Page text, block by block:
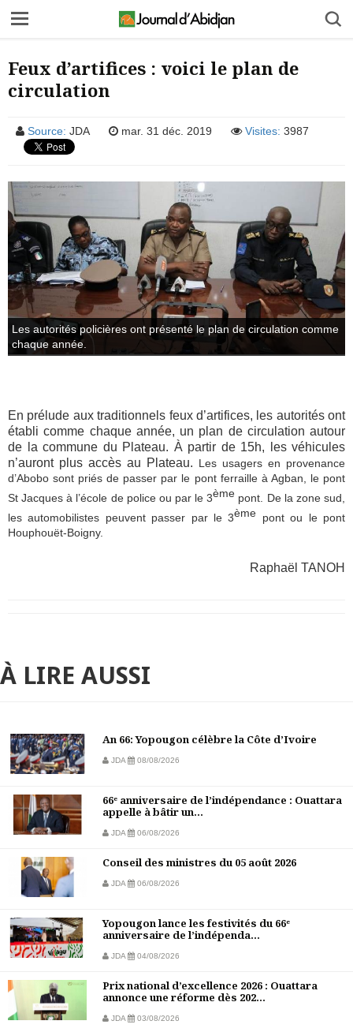
Feux d’artifices : voici le plan de
circulation
Source: JDA mar. 31 déc. 2019 Visites: 3987
Les autorités policières ont présenté le plan de circulation comme
chaque année.
En prélude aux traditionnels feux d’artifices, les autorités ont
établi comme chaque année, un plan de circulation autour
de la commune du Plateau. À partir de 15h, les véhicules
n’auront plus accès au Plateau. Les usagers en provenance
d’Abobo sont priés de passer par le pont ferraille à Agban, le pont
St Jacques à l’école de police ou par le 3ème pont. De la zone sud,
les automobilistes peuvent passer par le 3ème pont ou le pont
Houphouët-Boigny.
Raphaël TANOH
À LIRE AUSSI
An 66: Yopougon célèbre la Côte d’Ivoire
JDA 08/08/2026
66ᵉ anniversaire de l’indépendance : Ouattara
appelle à bâtir un...
JDA 06/08/2026
Conseil des ministres du 05 août 2026
JDA 06/08/2026
Yopougon lance les festivités du 66ᵉ
anniversaire de l’indépenda...
JDA 04/08/2026
Prix national d’excellence 2026 : Ouattara
annonce une réforme dès 202...
JDA 03/08/2026